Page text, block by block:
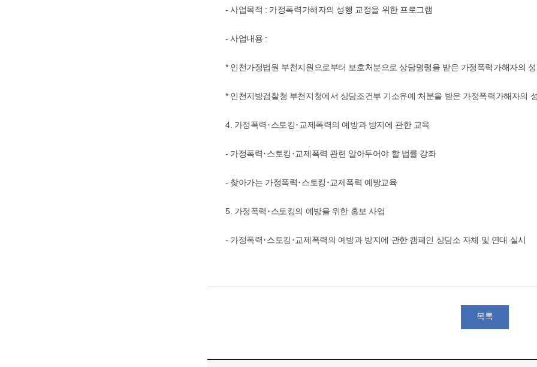
- 사업목적 : 가정폭력가해자의 성행 교정을 위한 프로그램
- 사업내용 :
* 인천가정법원 부천지원으로부터 보호처분으로 상담명령을 받은 가정폭력가해자의
* 인천지방검찰청 부천지청에서 상담조건부 기소유예 처분을 받은 가정폭력가해자의
4. 가정폭력･스토킹･교제폭력의 예방과 방지에 관한 교육
- 가정폭력･스토킹･교제폭력 관련 알아두어야 할 법률 강좌
- 찾아가는 가정폭력･스토킹･교제폭력 예방교육
5. 가정폭력･스토킹의 예방을 위한 홍보 사업
- 가정폭력･스토킹･교제폭력의 예방과 방지에 관한 캠페인 상담소 자체 및 연대 실시
목록